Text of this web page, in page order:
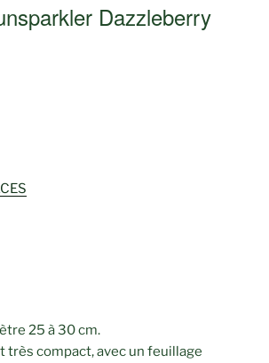
Dazzleberry
25 à 30 cm.
très compact, avec un feuillage